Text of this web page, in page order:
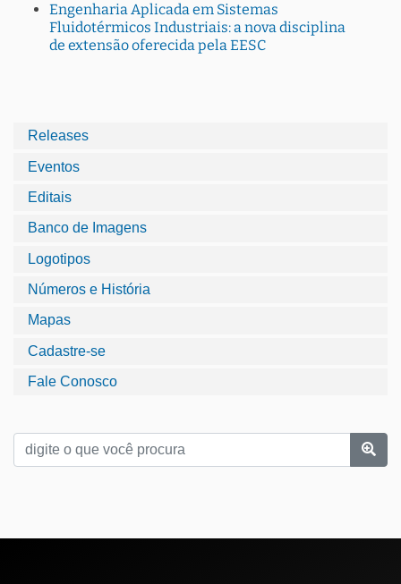
Engenharia Aplicada em Sistemas
Fluidotérmicos Industriais: a nova disciplina
de extensão oferecida pela EESC
Releases
Eventos
Editais
Banco de Imagens
Logotipos
Números e História
Mapas
Cadastre-se
Fale Conosco